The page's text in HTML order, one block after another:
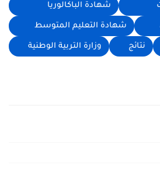
شهادة الباكالوريا
شهادة التعليم المتوسط
نتائج وزارة التربية الوطنية